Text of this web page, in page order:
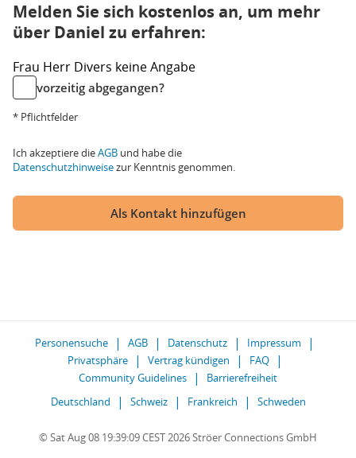
Melden Sie sich kostenlos an, um mehr
über Daniel zu erfahren:
Frau Herr Divers keine Angabe
vorzeitig abgegangen?
* Pflichtfelder
Ich akzeptiere dieAGB und habe die
Datenschutzhinweisezur Kenntnis genommen.
Als Kontakt hinzufügen
Personensuche AGB Datenschutz
Impressum
Privatsphäre
Vertrag kündigen
FAQ
Community Guidelines
Barrierefreiheit
Deutschland
Schweiz Frankreich Schweden
© Sat Aug 08 19:39:09 CEST 2026 Ströer Connections GmbH